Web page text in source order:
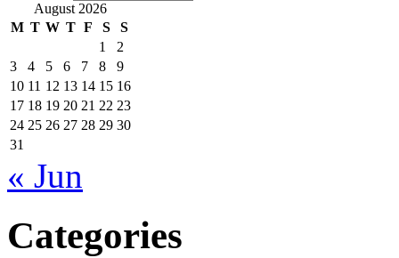
August 2026
M T W T F S
S
1
2
3
4 5 6 7 8
9
10 11 12 13 14 15 16
17 18 19 20 21 22 23
24 25 26 27 28 29 30
31
« Jun
Categories